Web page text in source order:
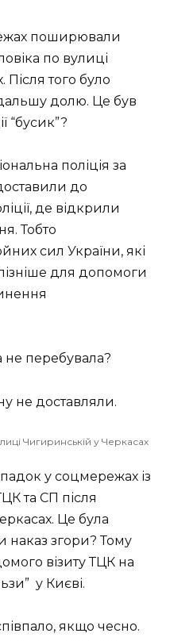
поширювали
по вулиці
того було
долю. Це був
“бусик”?
поліція за
до
де відкрили
Тобто
сил України, які
для допомоги
перебувала?
не доставляли.
Чигиринській у Черкасах
у соцмережах із
та СП після
Це була
наказ згори? Тому
візиту ТЦК на
у Києві.
якщо чесно.